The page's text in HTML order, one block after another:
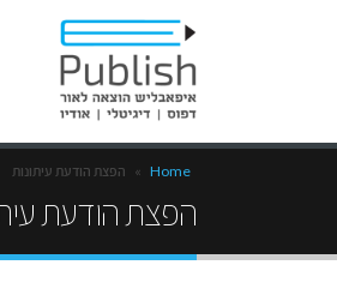
Home
» הפצת הודעת עיתונות
הפצת הודעת